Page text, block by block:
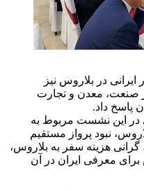
در بلاروس نیز
صنعت، معدن و تجارت
پاسخ داد.
در این نشست مربوط به
نبود پرواز مستقیم
گرانی هزینه سفر به بلاروس،
معرفی ایران در آن